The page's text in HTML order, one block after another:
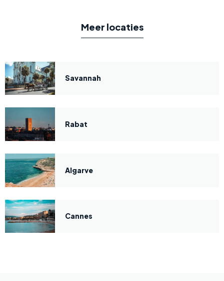
Meer locaties
Savannah
Rabat
Algarve
Cannes